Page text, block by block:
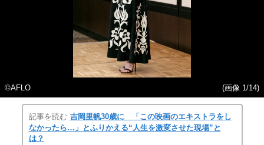
©AFLO (画像 1/14)
記事を読む 吉岡里帆30歳に 「この映画のエキストラをし
なかったら…」とふりかえる“人生を激変させた現場”と
は？